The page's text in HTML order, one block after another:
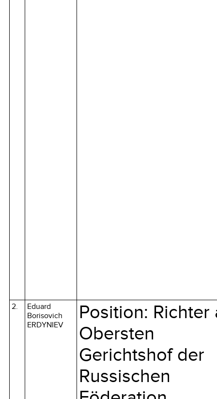
2.
Eduard
Borisovich
ERDYNIEV
Position: Richter
Obersten
Gerichtshof der
Russischen